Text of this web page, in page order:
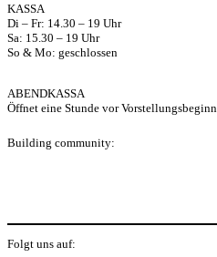
KASSA
Di – Fr: 14.30 – 19 Uhr
Sa: 15.30 – 19 Uhr
So & Mo: geschlossen
ABENDKASSA
Öffnet eine Stunde vor Vorstellungsbeginn
Building community:
P
Folgt uns auf: